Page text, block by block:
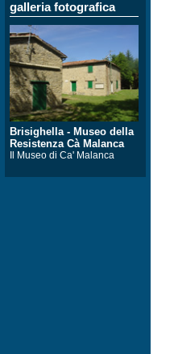
galleria fotografica
Brisighella - Museo della
Resistenza Cà Malanca
Il Museo di Ca' Malanca